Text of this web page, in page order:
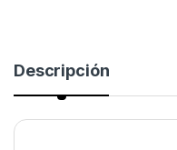
Descripción